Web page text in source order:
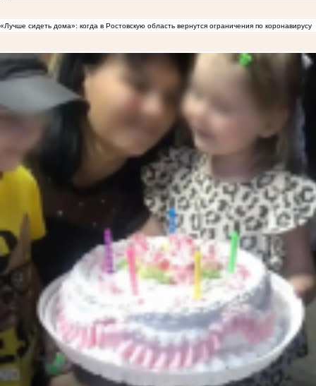
«Лучше сидеть дома»: когда в Ростовскую область вернутся ограничения по коронавирусу